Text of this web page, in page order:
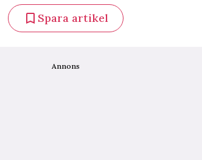
Spara artikel
Annons